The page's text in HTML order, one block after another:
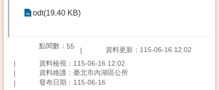
odt(19.40 KB)
點閱數： 55
資料更新：115-06-16 12:02
資料檢視：115-06-16 12:02
資料維護：臺北市內湖區公所
發布日期：115-06-16